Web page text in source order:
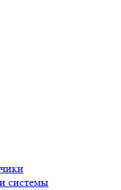
системы